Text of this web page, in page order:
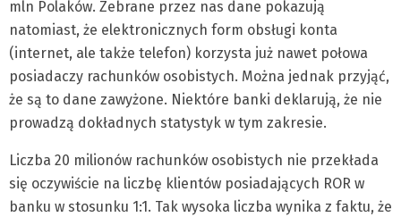
mln Polaków. Zebrane przez nas dane pokazują
natomiast, że elektronicznych form obsługi konta
(internet, ale także telefon) korzysta już nawet połowa
posiadaczy rachunków osobistych. Można jednak przyjąć,
że są to dane zawyżone. Niektóre banki deklarują, że nie
prowadzą dokładnych statystyk w tym zakresie.
Liczba 20 milionów rachunków osobistych nie przekłada
się oczywiście na liczbę klientów posiadających ROR w
banku w stosunku 1:1. Tak wysoka liczba wynika z faktu, że